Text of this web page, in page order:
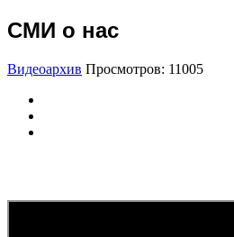
СМИ о нас
Видеоархив Просмотров: 11005